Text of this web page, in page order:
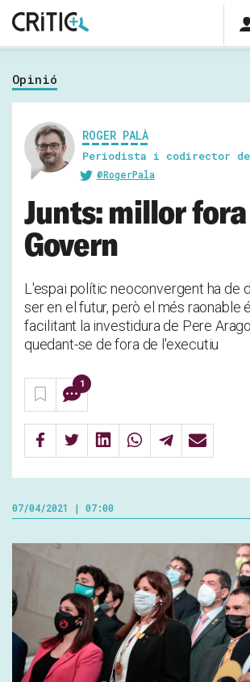
Cerca
Inicia sessió
Opinió
ROGER PALÀ
Periodista i codirector de
@RogerPala
Junts: millor
Govern
L'espai polític neoconvergent ha de
ser en el futur, però el més raonable
facilitant la investidura de Pere
quedant-se de fora de l'executiu
1
07/04/2021 | 07:00